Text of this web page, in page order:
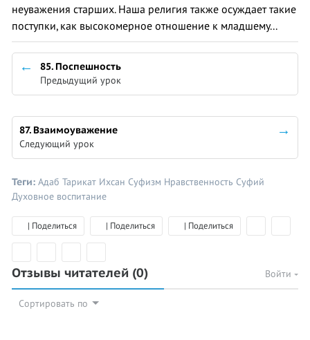
неуважения старших. Наша религия также осуждает такие
поступки, как высокомерное отношение к младшему...
85. Поспешность
Предыдущий урок
87. Взаимоуважение
Следующий урок
Теги: Адаб Тарикат Ихсан Суфизм Нравственность Суфий
Духовное воспитание
| Поделиться | Поделиться | Поделиться
Отзывы читателей (0) Войти
Сортировать по